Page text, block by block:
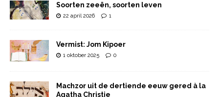
Soorten zeeën, soorten leven
22 april 2026 1
Vermist: Jom Kipoer
1 oktober 2025 0
Machzor uit de dertiende eeuw gered à la
Agatha Christie